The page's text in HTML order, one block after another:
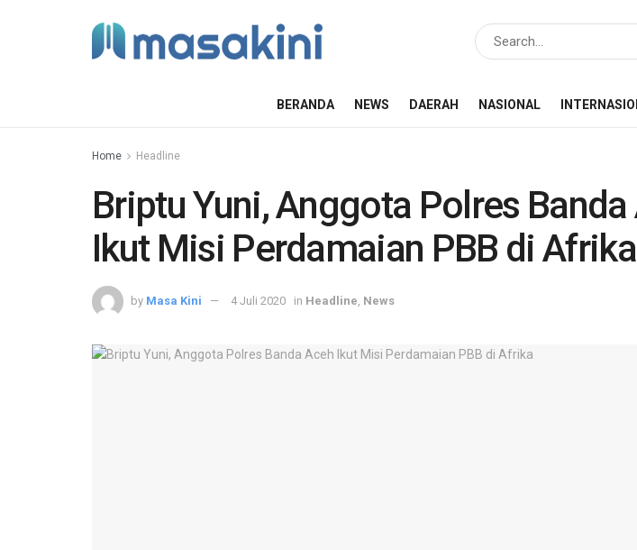
BERANDA NEWS DAERAH NASIONAL
Home Headline
Briptu Yuni, Anggota Polres Banda
Ikut Misi Perdamaian PBB di Afrika
by Masa Kini 4 Juli 2020 in Headline News